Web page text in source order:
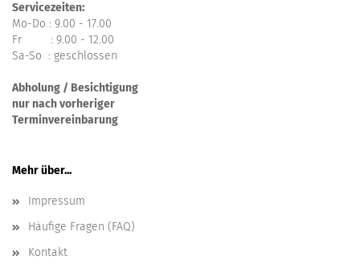
Servicezeiten:
Mo-Do : 9.00 - 17.00
Fr : 9.00 - 12.00
Sa-So : geschlossen
Abholung / Besichtigung
nur nach vorheriger
Terminvereinbarung
Mehr über...
Impressum
Häufige Fragen (FAQ)
Kontakt